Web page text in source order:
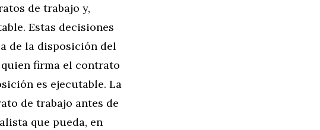
de trabajo y,
Estas decisiones
de la disposición del
firma el contrato
es ejecutable. La
de trabajo antes de
que pueda, en